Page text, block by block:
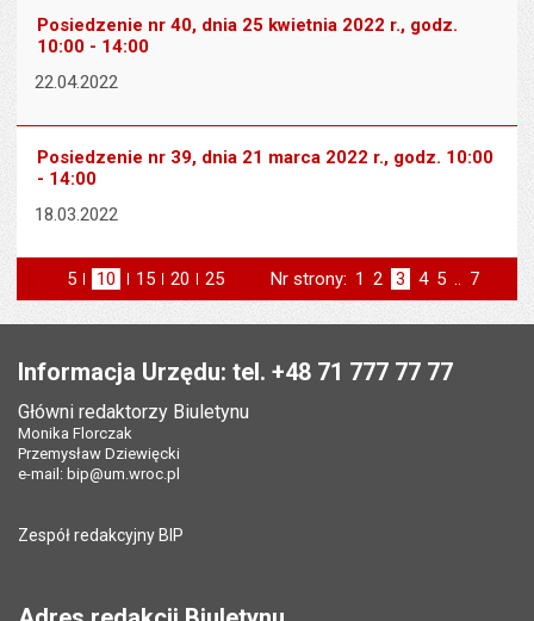
Posiedzenie nr 40, dnia 25 kwietnia 2022 r., godz.
10:00 - 14:00
22.04.2022
Posiedzenie nr 39, dnia 21 marca 2022 r., godz. 10:00
- 14:00
18.03.2022
5 elementów na stronie
10 elementów
na stronie
15 elementów
na stronie
20 elementów
na stronie
25 elementów
na stronie
Nr strony: Strona
1 Strona
2 Strona
3 Strona
4 Strona
5 .. Strona
7
Informacja Urzędu: tel. +48 71 777 77 77
Główni redaktorzy Biuletynu
Monika Florczak
Przemysław Dziewięcki
e-mail: bip@um.wroc.pl
Zespół redakcyjny BIP